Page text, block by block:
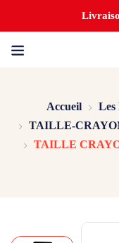
Accueil Les
TAILLE-
TAILLE